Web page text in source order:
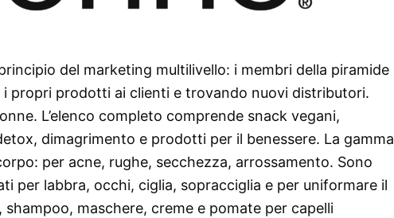
del marketing multilivello: i membri della piramide
propri prodotti ai clienti e trovando nuovi distributori.
L’elenco completo comprende snack vegani,
dimagrimento e prodotti per il benessere. La gamma
per acne, rughe, secchezza, arrossamento. Sono
per labbra, occhi, ciglia, sopracciglia e per uniformare il
maschere, creme e pomate per capelli